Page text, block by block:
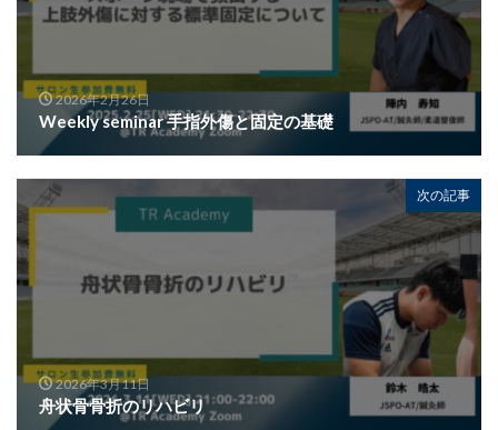
2026年2月26日
Weekly seminar 手指外傷と固定の基礎
次の記事
2026年3月11日
舟状骨骨折のリハビリ